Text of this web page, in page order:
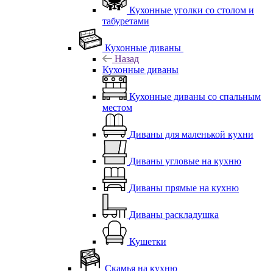
Кухонные уголки со столом и
табуретами
Кухонные диваны
Назад
Кухонные диваны
Кухонные диваны со спальным
местом
Диваны для маленькой кухни
Диваны угловые на кухню
Диваны прямые на кухню
Диваны раскладушка
Кушетки
Скамья на кухню